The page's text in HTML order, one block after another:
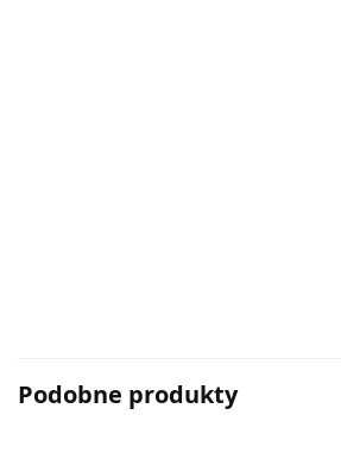
Podobne produkty